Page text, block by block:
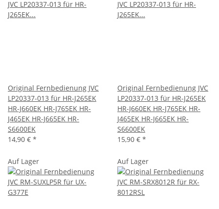
Original Fernbedienung JVC
LP20337-013 für HR-J265EK
HR-J660EK HR-J765EK HR-
J465EK HR-J665EK HR-
S6600EK
14,90 € *
Original Fernbedienung JVC
LP20337-013 für HR-J265EK
HR-J660EK HR-J765EK HR-
J465EK HR-J665EK HR-
S6600EK
15,90 € *
Auf Lager Auf Lager